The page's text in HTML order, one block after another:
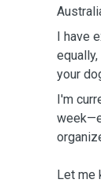
I have
your
I'm
Let me